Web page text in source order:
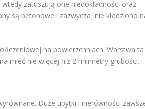
zatuszują one niedokładności oraz
są betonowe i zazwyczaj nie kładziono
na powierzchniach. Warstwa ta
mieć nie więcej niż 2 milimetry grubości.
Duże ubytki i nierówności